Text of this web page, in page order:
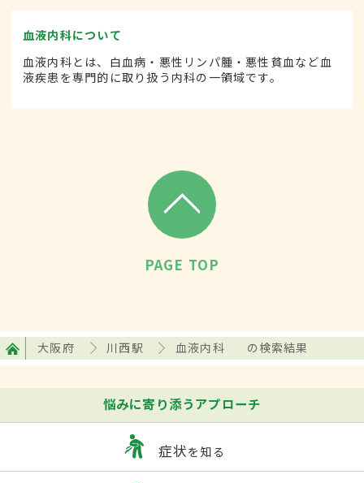
血液内科について
血液内科とは、白血病・悪性リンパ腫・悪性貧血など血
液疾患を専門的に取り扱う内科の一領域です。
PAGE TOP
大阪府 川西駅 血液内科 の検索結果
悩みに寄り添うアプローチ
症状を知る